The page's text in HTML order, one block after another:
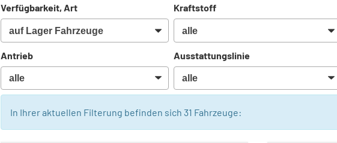
Verfügbarkeit, Art Kraftstoff
Antrieb Ausstattungslinie
In Ihrer aktuellen Filterung befinden sich 31 Fahrzeuge: